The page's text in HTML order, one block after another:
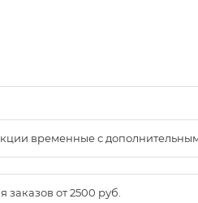
временные с
от 2500 руб.